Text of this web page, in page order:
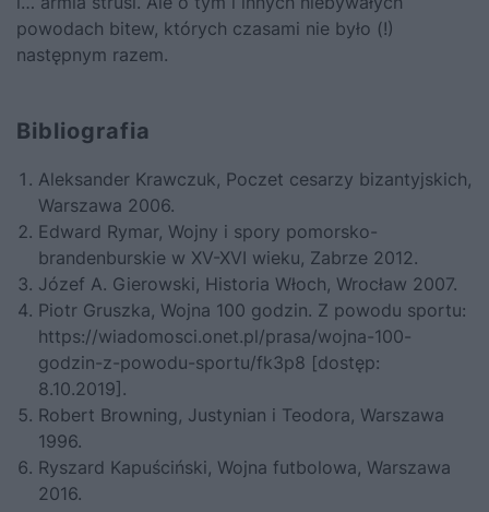
powodach bitew, których czasami nie było (!)
następnym razem.
Bibliografia
Aleksander Krawczuk, Poczet cesarzy bizantyjskich,
Warszawa 2006.
Edward Rymar, Wojny i spory pomorsko-
brandenburskie w XV-XVI wieku, Zabrze 2012.
Józef A. Gierowski, Historia Włoch, Wrocław 2007.
Piotr Gruszka, Wojna 100 godzin. Z powodu sportu:
https://wiadomosci.onet.pl/prasa/wojna-100-
godzin-z-powodu-sportu/fk3p8 [dostęp:
8.10.2019].
Robert Browning, Justynian i Teodora, Warszawa
1996.
Ryszard Kapuściński, Wojna futbolowa, Warszawa
2016.